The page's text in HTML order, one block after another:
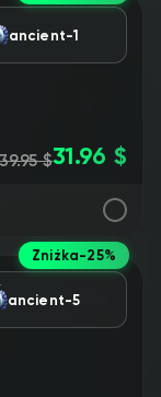
ancient-1
$31.96 $
Zniżka-25%
ancient-5